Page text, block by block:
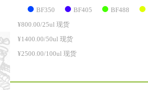
BF350 BF405 BF488
¥800.00/25ul 现货
¥1400.00/50ul 现货
¥2500.00/100ul 现货